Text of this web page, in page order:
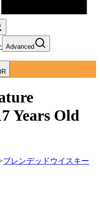
Advanced
Years Old
ブレンデッドウイスキー